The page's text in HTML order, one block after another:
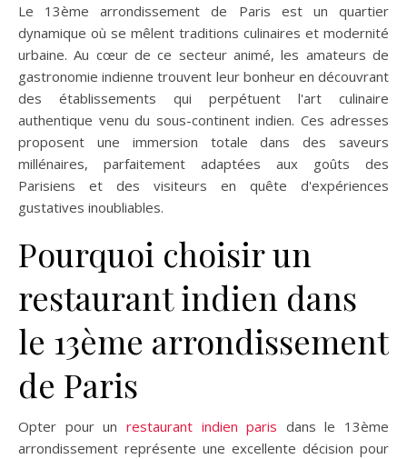
Le 13ème arrondissement de Paris est un quartier
dynamique où se mêlent traditions culinaires et modernité
urbaine. Au cœur de ce secteur animé, les amateurs de
gastronomie indienne trouvent leur bonheur en découvrant
des établissements qui perpétuent l'art culinaire
authentique venu du sous-continent indien. Ces adresses
proposent une immersion totale dans des saveurs
millénaires, parfaitement adaptées aux goûts des
Parisiens et des visiteurs en quête d'expériences
gustatives inoubliables.
Pourquoi choisir un
restaurant indien dans
le 13ème arrondissement
de Paris
Opter pour un restaurant indien paris dans le 13ème
arrondissement représente une excellente décision pour